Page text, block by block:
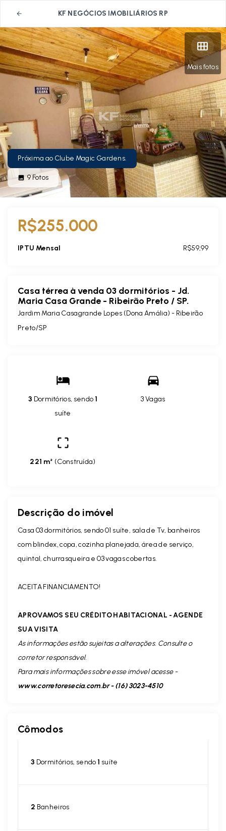
KF NEGÓCIOS IMOBILIÁRIOS RP
Mais fotos
Próxima ao Clube Magic Gardens.
9Fotos
R$255.000
IPTU Mensal R$59,99
Casa térrea à venda 03 dormitórios - Jd.
Maria Casa Grande - Ribeirão Preto / SP.
Jardim Maria Casagrande Lopes (Dona Amália) - Ribeirão
Preto/SP
3 Dormitórios, sendo1
suíte
3 Vagas
221 m² (Construída)
Descrição do imóvel
Casa 03 dormitórios, sendo 01 suíte, sala de Tv, banheiros
com blindex, copa, cozinha planejada, área de serviço,
quintal, churrasqueira e 03 vagas cobertas.
ACEITA FINANCIAMENTO!
APROVAMOS SEU CRÉDITO HABITACIONAL - AGENDE
SUA VISITA
As informações estão sujeitas a alterações. Consulte o
corretor responsável.
Para mais informações sobre esse imóvel acesse -
www.corretoresecia.com.br - (16) 3023-4510
Cômodos
3 Dormitórios, sendo1 suíte
2 Banheiros